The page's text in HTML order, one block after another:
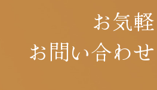
お気
お問い合わ